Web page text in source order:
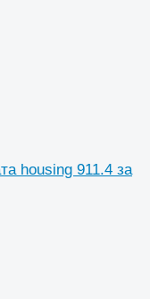
housing 911.4 за